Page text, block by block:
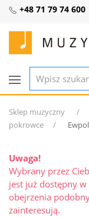
+48 71 79 74 600
Sklep muzyczny
pokrowce
Uwaga!
Wybrany przez
jest już dostępny
obejrzenia
zainteresują.